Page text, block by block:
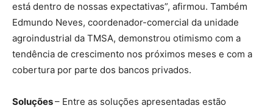
está dentro de nossas expectativas”, afirmou. Também
Edmundo Neves, coordenador-comercial da unidade
agroindustrial da TMSA, demonstrou otimismo com a
tendência de crescimento nos próximos meses e com a
cobertura por parte dos bancos privados.
Soluções– Entre as soluções apresentadas estão